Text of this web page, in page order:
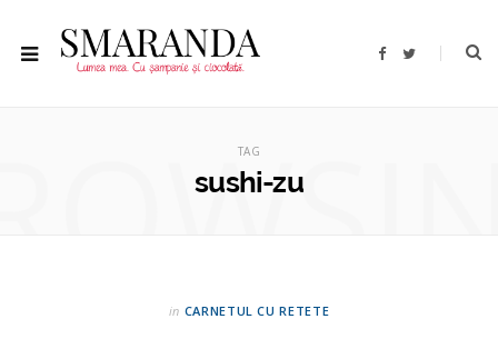
F
T
TAG
sushi-zu
in CARNETUL CU RETETE